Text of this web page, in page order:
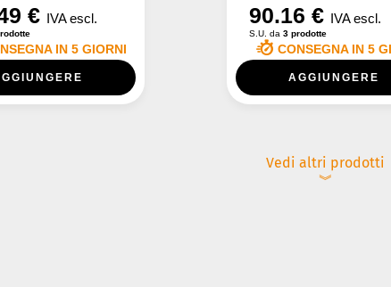
€ IVA escl.
IN 5 GIORNI
90.16 € IVA escl.
S.U. da3 prodotte
CONSEGNA IN 5
AGGIUNGERE
Vedi altri prodotti
︾